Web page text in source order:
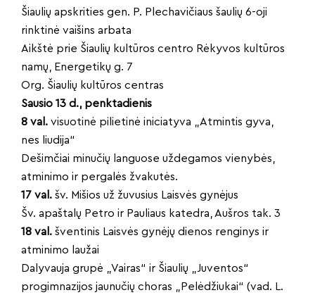
Šiaulių apskrities gen. P. Plechavičiaus šaulių 6-oji
rinktinė vaišins arbata
Aikštė prie Šiaulių kultūros centro Rėkyvos kultūros
namų, Energetikų g. 7
Org. Šiaulių kultūros centras
Sausio 13 d., penktadienis
8 val. visuotinė pilietinė iniciatyva „Atmintis gyva,
nes liudija“
Dešimčiai minučių languose uždegamos vienybės,
atminimo ir pergalės žvakutės.
17 val. šv. Mišios už žuvusius Laisvės gynėjus
Šv. apaštalų Petro ir Pauliaus katedra, Aušros tak. 3
18 val. šventinis Laisvės gynėjų dienos renginys ir
atminimo laužai
Dalyvauja grupė „Vairas“ ir Šiaulių „Juventos“
progimnazijos jaunučių choras „Pelėdžiukai“ (vad. L.